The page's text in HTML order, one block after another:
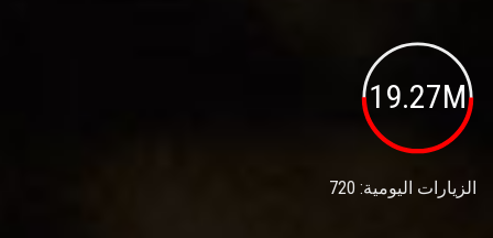
19.27M
الزيارات اليومية: 720